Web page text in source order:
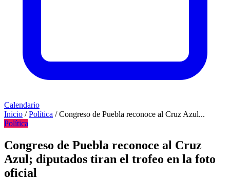
Calendario
Inicio / Política / Congreso de Puebla reconoce al Cruz Azul...
Política
Congreso de Puebla reconoce al Cruz
Azul; diputados tiran el trofeo en la foto
oficial